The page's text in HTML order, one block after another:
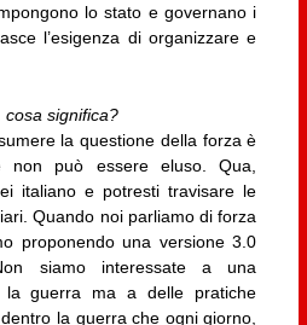
lo stato e governano i
l’esigenza di organizzare e
significa?
la questione della forza è
può essere eluso. Qua,
italiano e potresti travisare le
Quando noi parliamo di forza
proponendo una versione 3.0
siamo interessate a una
la guerra ma a delle pratiche
la guerra che ogni giorno,